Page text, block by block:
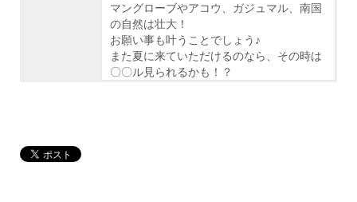
マングローブやアコウ、ガジュマル、南国
の自然は壮大！
お願い事も叶うことでしょう♪
また夏に来ていただけるのなら、その時は
〇〇ル見られるかも！？